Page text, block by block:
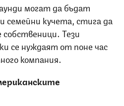
могат да бъдат
семейни кучета, стига да
Тези
се нуждаят от поне час
компания.